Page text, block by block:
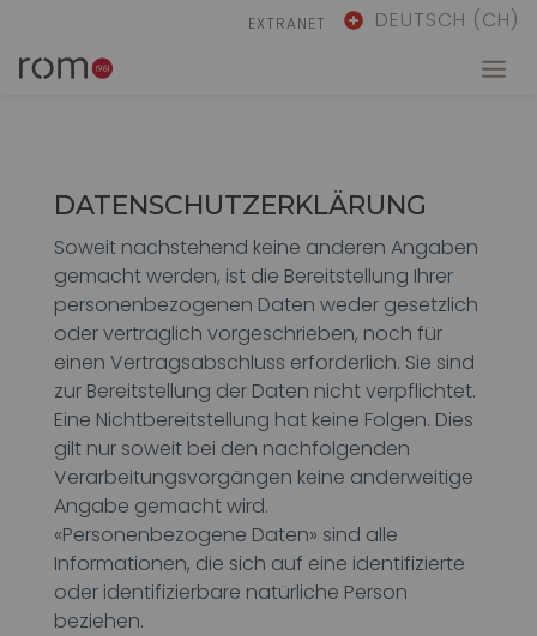
EXTRANET DEUTSCH (CH)
DATENSCHUTZERKLÄRUNG
Soweit nachstehend keine anderen Angaben
gemacht werden, ist die Bereitstellung Ihrer
personenbezogenen Daten weder gesetzlich
oder vertraglich vorgeschrieben, noch für
einen Vertragsabschluss erforderlich. Sie sind
zur Bereitstellung der Daten nicht verpflichtet.
Eine Nichtbereitstellung hat keine Folgen. Dies
gilt nur soweit bei den nachfolgenden
Verarbeitungsvorgängen keine anderweitige
Angabe gemacht wird.
«Personenbezogene Daten» sind alle
Informationen, die sich auf eine identifizierte
oder identifizierbare natürliche Person
beziehen.